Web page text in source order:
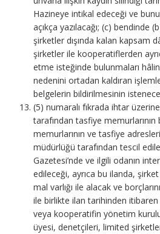
Hazineye intikal edeceği ve
açıkça yazılacağı; (c) bendinde
şirketler dışında kalan kapsam
şirketler ile kooperatiflerden
etme isteğinde bulunmaları
nedenini ortadan kaldıran
belgelerin bildirilmesinin
(5) numaralı fıkrada ihtar
tarafından tasfiye
memurlarının ve tasfiye
müdürlüğü tarafından tescil
Gazetesi’nde ve ilgili odanın
edileceği, ayrıca bu ilanda,
mal varlığı ile alacak ve
ile birlikte ilan tarihinden
veya kooperatifin yönetim
üyesi, denetçileri, limited